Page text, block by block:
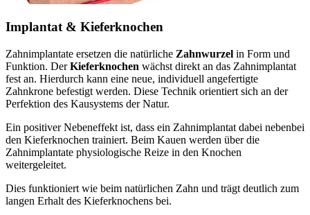
Implantat & Kieferknochen
Zahnimplantate ersetzen die natürliche Zahnwurzel in Form und
Funktion. DerKieferknochen wächst direkt an das Zahnimplantat
fest an. Hierdurch kann eine neue, individuell angefertigte
Zahnkrone befestigt werden. Diese Technik orientiert sich an der
Perfektion des Kausystems der Natur.
Ein positiver Nebeneffekt ist, dass ein Zahnimplantat dabei nebenbei
den Kieferknochen trainiert. Beim Kauen werden über die
Zahnimplantate physiologische Reize in den Knochen
weitergeleitet.
Dies funktioniert wie beim natürlichen Zahn und trägt deutlich zum
langen Erhalt des Kieferknochens bei.